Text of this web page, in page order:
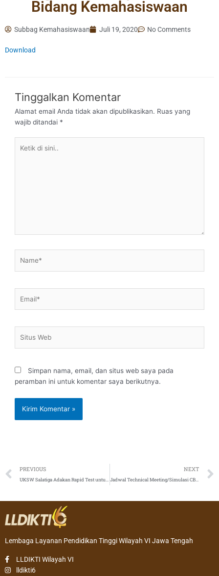
Bidang Kemahasiswaan
Subbag Kemahasiswaan Juli 19, 2020 No Comments
Download
Tinggalkan Komentar
Alamat email Anda tidak akan dipublikasikan. Ruas yang
wajib ditandai *
Web
Simpan nama, email, dan situs web saya pada
peramban ini untuk komentar saya berikutnya.
Prev
PREVIOUS
UKSW Salatiga Adakan Rapid Test untuk Masyarakat Umum
NEXT
Jadwal Technical Meeting/Simulasi CBT KN-MIPA Tahun 2020
Lembaga Layanan Pendidikan Tinggi Wilayah VI Jawa Tengah
LLDIKTI Wilayah VI
lldikti6